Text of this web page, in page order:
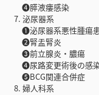
❹膵液瘻感染
7. 泌尿器系
❶泌尿器系悪性腫瘍患
❷腎盂腎炎
❸前立腺炎・膿瘍
❹尿路変更術後の感
❺BCG関連合併症
8. 婦人科系